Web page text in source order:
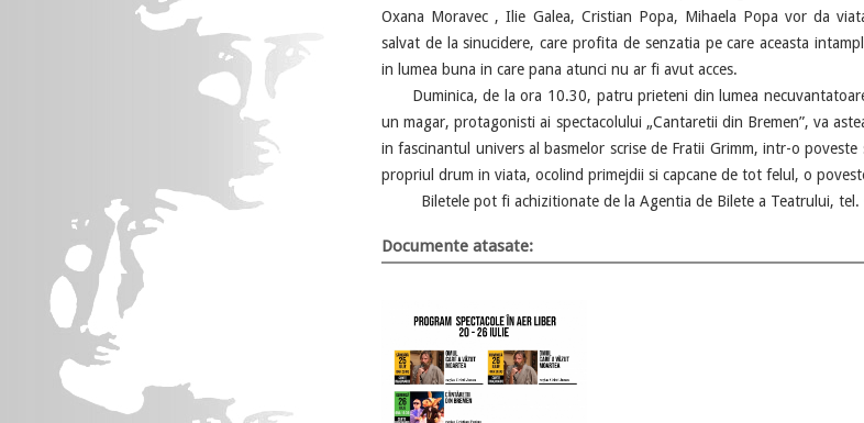
Oxana Moravec , Ilie Galea, Cristian Popa, Mihaela Popa vor da
salvat de la sinucidere, care profita de senzatia pe care aceasta
in lumea buna in care pana atunci nu ar fi avut acces.
Duminica, de la ora 10.30, patru prieteni din lumea
un magar, protagonisti ai spectacolului „Cantaretii din Bremen”, va
in fascinantul univers al basmelor scrise de Fratii Grimm, intr-o poveste
propriul drum in viata, ocolind primejdii si capcane de tot felul, o
Biletele pot fi achizitionate de la Agentia de Bilete a Teatrului, tel.
Documente atasate: